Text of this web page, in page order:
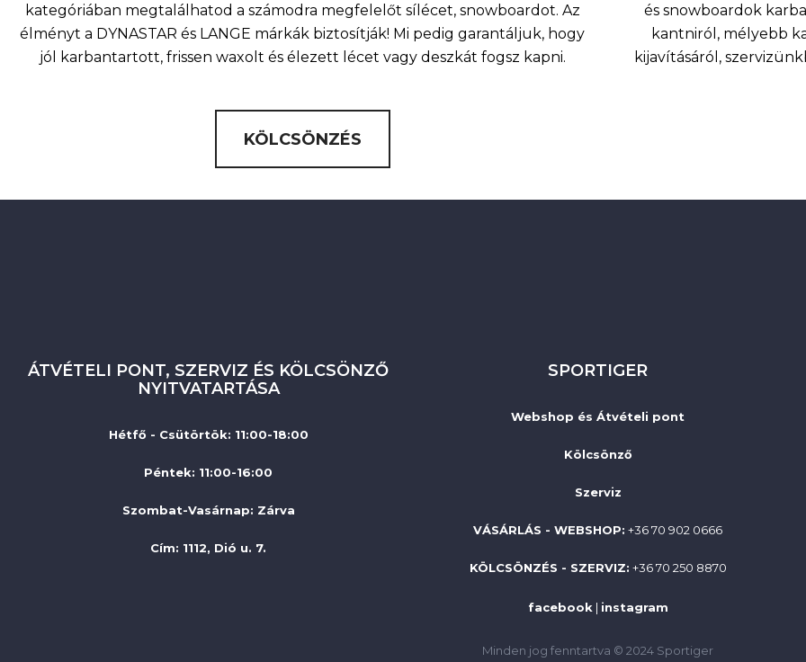
kategóriában megtalálhatod a számodra megfelelőt sílécet, snowboardot. Az
élményt a DYNASTAR és LANGE márkák biztosítják! Mi pedig garantáljuk, hogy
jól karbantartott, frissen waxolt és élezett lécet vagy deszkát fogsz kapni.
KÖLCSÖNZÉS
és snowboardok
kantniról, mélyebb
kijavításáról,
ÁTVÉTELI PONT, SZERVIZ ÉS KÖLCSÖNZŐ
NYITVATARTÁSA
Hétfő - Csütörtök: 11:00-18:00
Péntek: 11:00-16:00
Szombat-Vasárnap: Zárva
Cím: 1112, Dió u. 7.
SPORTIGER
Webshop és Átvételi pont
Kölcsönző
Szerviz
VÁSÁRLÁS - WEBSHOP: +36 70 902 0666
KÖLCSÖNZÉS - SZERVIZ: +36 70 250 8870
facebook | instagram
Minden jog fenntartva © 2024 Sportiger